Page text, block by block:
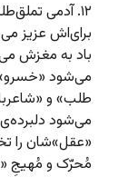
۱۲. آدمی
برای‌اش عزیز
باد به مغزش
می‌شود
طلب» و
می‌شود
«عقل»‌شان را
مُحرّک و مُهیجِ